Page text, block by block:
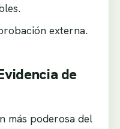
externa.
de
más poderosa del